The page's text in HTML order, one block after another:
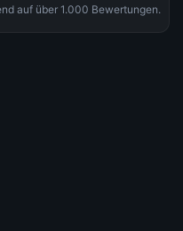
auf über 1.000 Bewertungen.